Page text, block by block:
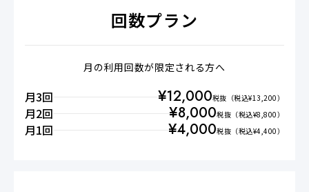
回数プラン
月の利用回数が限定される方へ
月3回 ¥12,000税抜 （税込¥13,200）
月2回 ¥8,000税抜 （税込¥8,800）
月1回 ¥4,000税抜 （税込¥4,400）